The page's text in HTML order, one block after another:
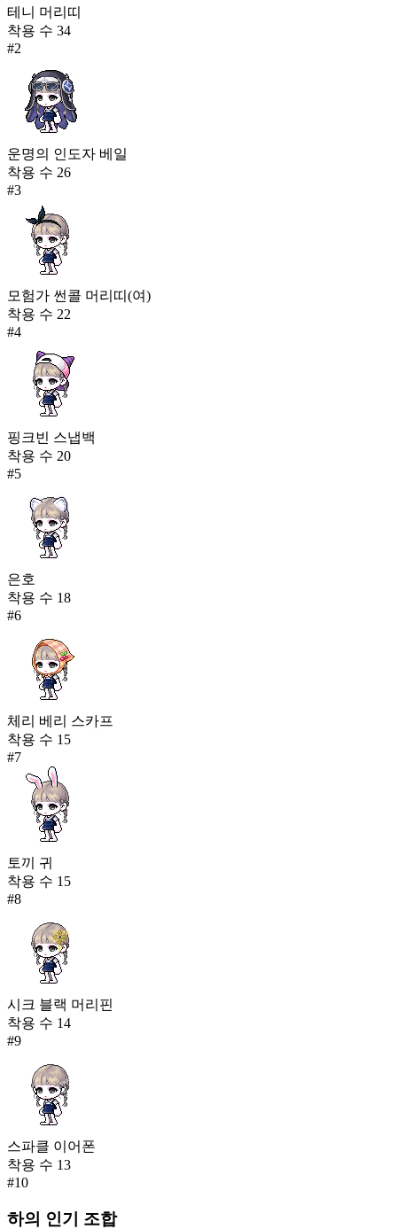
테니 머리띠
착용 수 34
#2
운명의 인도자 베일
착용 수 26
#3
모험가 썬콜 머리띠(여)
착용 수 22
#4
핑크빈 스냅백
착용 수 20
#5
은호
착용 수 18
#6
체리 베리 스카프
착용 수 15
#7
토끼 귀
착용 수 15
#8
시크 블랙 머리핀
착용 수 14
#9
스파클 이어폰
착용 수 13
#10
하의 인기 조합